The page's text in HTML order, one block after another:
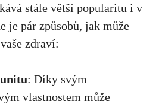
stále větší popularitu i v
je pár způsobů, jak může⁤
zdraví:
: Díky svým
vlastnostem⁤ může